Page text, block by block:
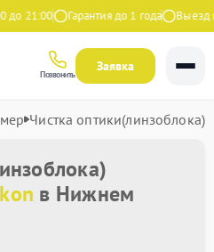
21:00 Гарантия до 1 года Выезд
Позвонить
Заявка
Чистка оптики(линзоблока)
в Нижнем